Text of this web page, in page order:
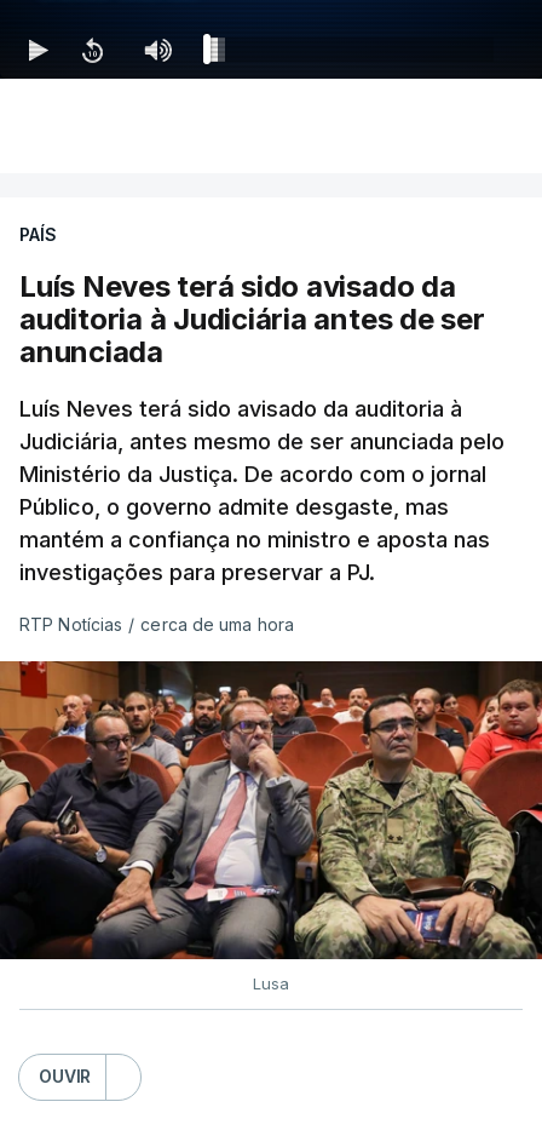
PAÍS
Luís Neves terá sido avisado da
auditoria à Judiciária antes de ser
anunciada
Luís Neves terá sido avisado da auditoria à
Judiciária, antes mesmo de ser anunciada pelo
Ministério da Justiça. De acordo com o jornal
Público, o governo admite desgaste, mas
mantém a confiança no ministro e aposta nas
investigações para preservar a PJ.
RTP Notícias / cerca de uma hora
Lusa
OUVIR